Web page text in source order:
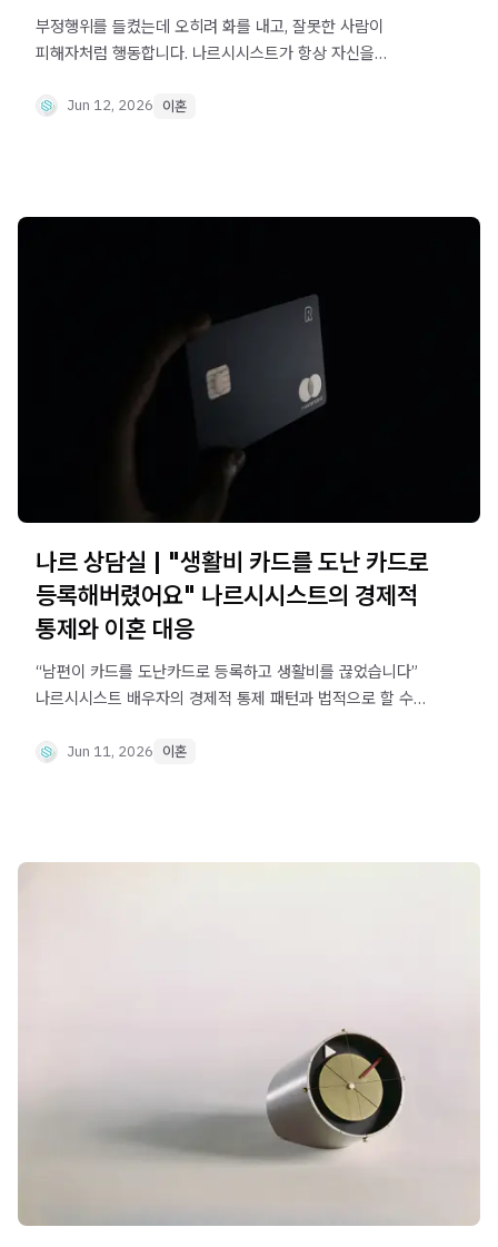
부정행위를 들켰는데 오히려 화를 내고, 잘못한 사람이
피해자처럼 행동합니다. 나르시시스트가 항상 자신을
구조와 법적 대응법을 설명합니다.
Jun 12, 2026 이혼
나르 상담실 | "생활비 카드를 도난 카드로
등록해버렸어요" 나르시시스트의 경제적
통제와 이혼 대응
“남편이 카드를 도난카드로 등록하고 생활비를 끊었습니다”
나르시시스트 배우자의 경제적 통제 패턴과 법적으로 할 수
Jun 11, 2026 이혼